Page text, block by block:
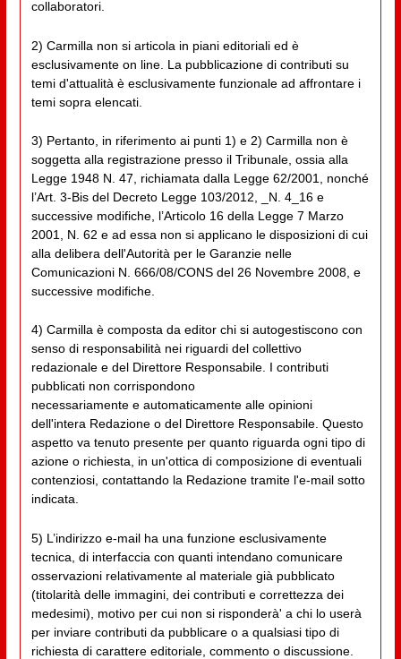
collaboratori.
2) Carmilla non si articola in piani editoriali ed è
esclusivamente on line. La pubblicazione di contributi su
temi d'attualità è esclusivamente funzionale ad affrontare i
temi sopra elencati.
3) Pertanto, in riferimento ai punti 1) e 2) Carmilla non è
soggetta alla registrazione presso il Tribunale, ossia alla
Legge 1948 N. 47, richiamata dalla Legge 62/2001, nonché
l’Art. 3-Bis del Decreto Legge 103/2012, _N. 4_16 e
successive modifiche, l’Articolo 16 della Legge 7 Marzo
2001, N. 62 e ad essa non si applicano le disposizioni di cui
alla delibera dell'Autorità per le Garanzie nelle
Comunicazioni N. 666/08/CONS del 26 Novembre 2008, e
successive modifiche.
4) Carmilla è composta da editor chi si autogestiscono con
senso di responsabilità nei riguardi del collettivo
redazionale e del Direttore Responsabile. I contributi
pubblicati non corrispondono
necessariamente e automaticamente alle opinioni
dell'intera Redazione o del Direttore Responsabile. Questo
aspetto va tenuto presente per quanto riguarda ogni tipo di
azione o richiesta, in un'ottica di composizione di eventuali
contenziosi, contattando la Redazione tramite l'e-mail sotto
indicata.
5) L’indirizzo e-mail ha una funzione esclusivamente
tecnica, di interfaccia con quanti intendano comunicare
osservazioni relativamente al materiale già pubblicato
(titolarità delle immagini, dei contributi e correttezza dei
medesimi), motivo per cui non si risponderà' a chi lo userà
per inviare contributi da pubblicare o a qualsiasi tipo di
richiesta di carattere editoriale, commento o discussione.